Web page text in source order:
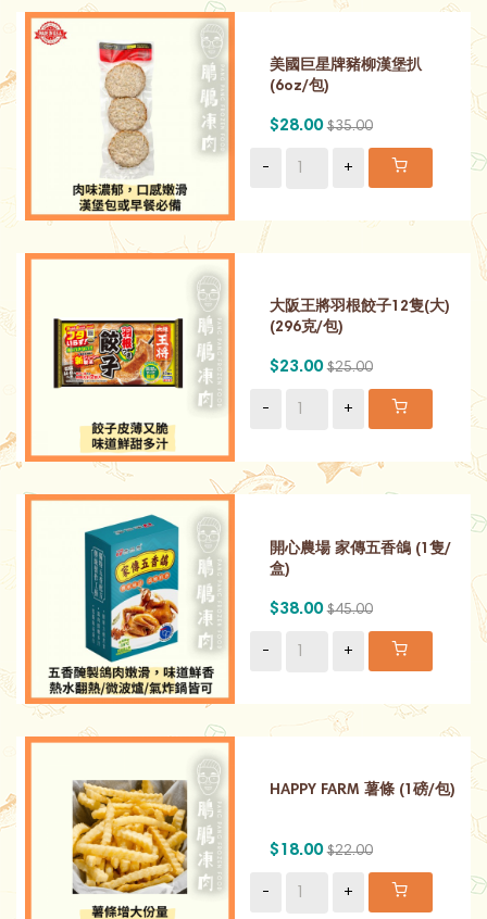
美國巨星牌豬柳漢堡扒
(6oz/包)
$28.00 $35.00
- +
大阪王將羽根餃子12隻(大)
(296克/包)
$23.00 $25.00
- +
開心農場 家傳五香鴿 (1隻/
盒)
$38.00 $45.00
- +
HAPPY FARM 薯條 (1磅/包)
$18.00 $22.00
- +